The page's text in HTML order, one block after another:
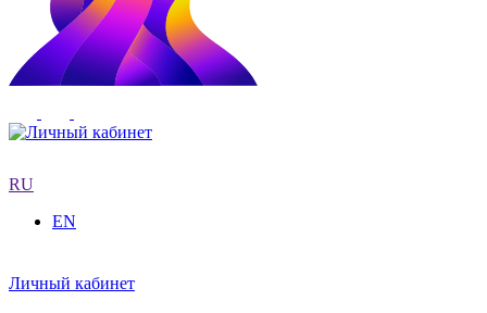
RU
EN
Личный кабинет